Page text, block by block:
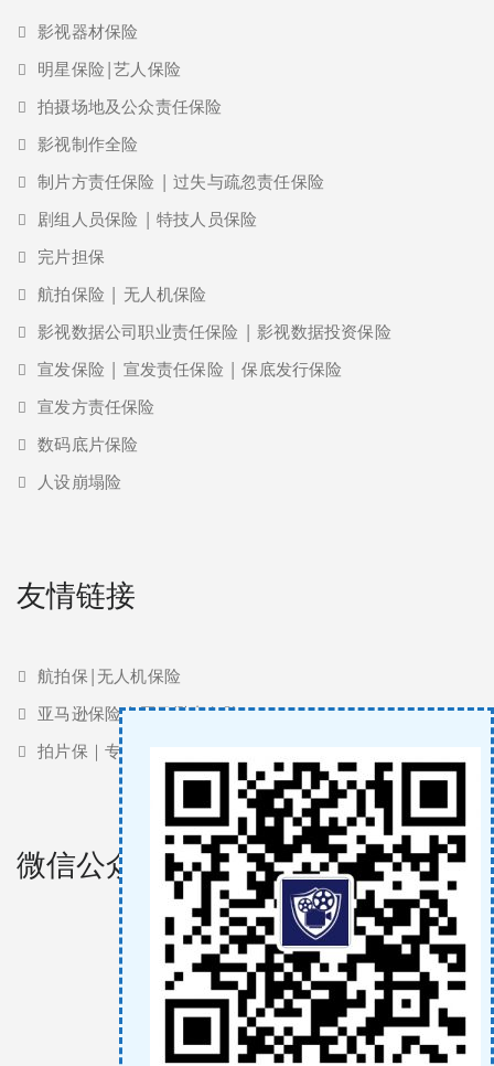
影视器材保险
明星保险|艺人保险
拍摄场地及公众责任保险
影视制作全险
制片方责任保险 | 过失与疏忽责任保险
剧组人员保险 | 特技人员保险
完片担保
航拍保险 | 无人机保险
影视数据公司职业责任保险 | 影视数据投资保险
宣发保险 | 宣发责任保险 | 保底发行保险
宣发方责任保险
数码底片保险
人设崩塌险
友情链接
航拍保|无人机保险
亚马逊保险 | 亚马逊责任险
拍片保｜专业影视保险服务商
微信公众号